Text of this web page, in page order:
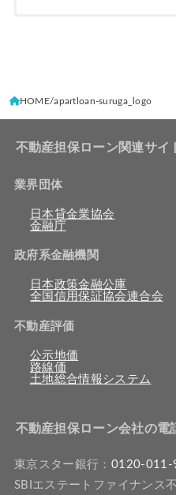
HOME apartloan-suruga_logo
不動産担保ローン関連サイ
業界団体
日本貸金業協会
金融庁
政府系金融機関
日本政策金融公庫
全国信用保証協会連合会
不動産評価
公示地価
路線価
土地総合情報システム
不動産担保ローン会社の電
東京スター銀行： 0120-011-
SBIエステートファイナンス